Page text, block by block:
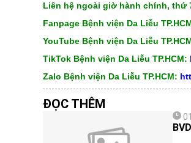
Liên hệ ngoài giờ hành chính, thứ
Fanpage Bệnh viện Da Liễu
YouTube Bệnh viện Da Liễu
TikTok Bệnh viện Da Liễu TP.HCM:
Zalo Bệnh viện Da Liễu TP.HCM:
ĐỌC THÊM